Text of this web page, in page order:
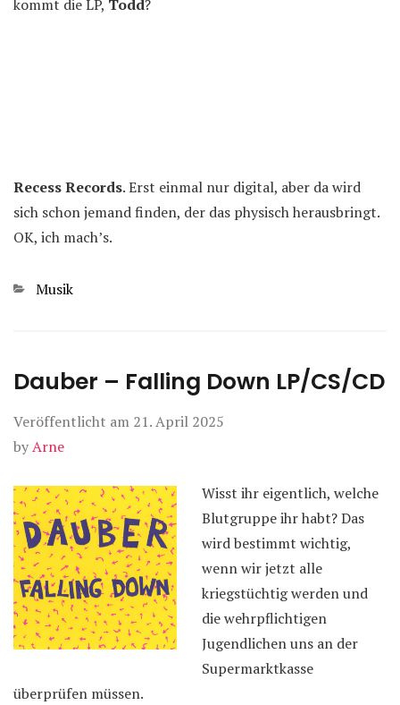
kommt die LP, Todd?
Recess Records. Erst einmal nur digital, aber da wird
sich schon jemand finden, der das physisch herausbringt.
OK, ich mach’s.
Kategorien
Musik
Dauber – Falling Down LP/CS/CD
Veröffentlicht am 21. April 2025
byArne
Wisst ihr eigentlich, welche
Blutgruppe ihr habt? Das
wird bestimmt wichtig,
wenn wir jetzt alle
kriegstüchtig werden und
die wehrpflichtigen
Jugendlichen uns an der
Supermarktkasse
überprüfen müssen.